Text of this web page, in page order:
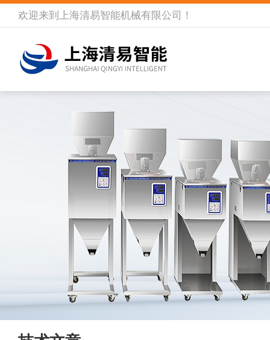
欢迎来到 上海清易智能机械有限公司 ！